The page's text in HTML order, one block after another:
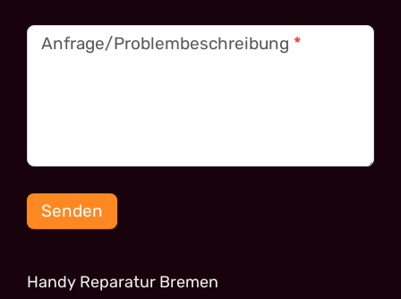
Anfrage/Problembeschreibung *
Senden
Handy Reparatur Bremen